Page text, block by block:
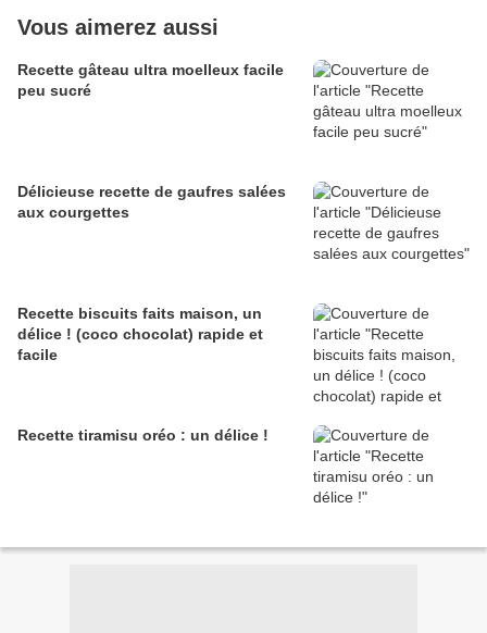
Vous aimerez aussi
Recette gâteau ultra moelleux facile
peu sucré
Délicieuse recette de gaufres salées
aux courgettes
Recette biscuits faits maison, un
délice ! (coco chocolat) rapide et
facile
Recette tiramisu oréo : un délice !